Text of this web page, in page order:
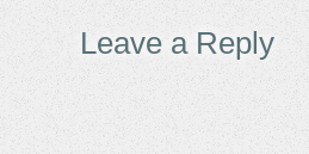
Leave a Reply